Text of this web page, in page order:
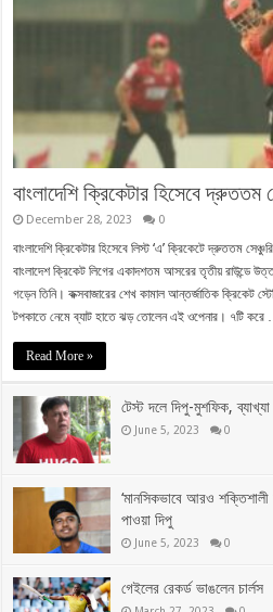
বাংলাদেশি ক্রিকেটার হিসেবে দ্রুততম
December 28, 2023 0
বাংলাদেশি ক্রিকেটার হিসেবে লিস্ট ‘এ’ ক্রিকেটে দ্রুততম
বাংলাদেশ ক্রিকেট লিগের একাদশতম আসরের তৃতীয় রাউন্ডে
গড়েন তিনি। কক্সবাজারের শেখ কামাল আন্তর্জাতিক ক্রিকেট
টপকাতে নেমে ব্যাট হাতে ঝড় তোলেন এই ওপেনার। ৭টি করে
Read More »
টেস্ট দলে দিপু-মুশফিক, ব্যাখ্যা
June 5, 2023 0
‘মানসিকভাবে আরও
পাওয়া দিপু
June 5, 2023 0
গেইলের রেকর্ড ভাঙলেন চার্লস